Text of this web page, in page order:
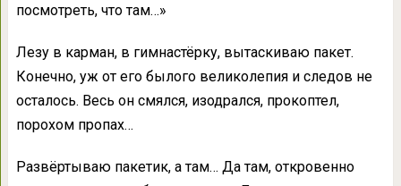
посмотреть, что там…»
Лезу в карман, в гимнастёрку, вытаскиваю пакет.
Конечно, уж от его былого великолепия и следов не
осталось. Весь он смялся, изодрался, прокоптел,
порохом пропах…
Развёртываю пакетик, а там… Да там, откровенно